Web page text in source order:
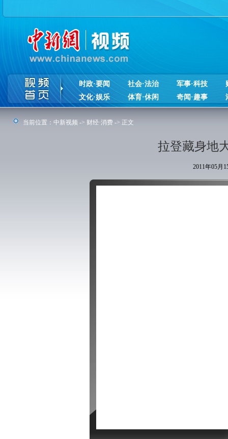
时政·要闻 社会·法治 军事·科技
文化·娱乐
体育·休闲 奇闻·趣事
当前位置： 中新视频 -> 财经·消费 -> 正文
拉登藏身地
2011年05月